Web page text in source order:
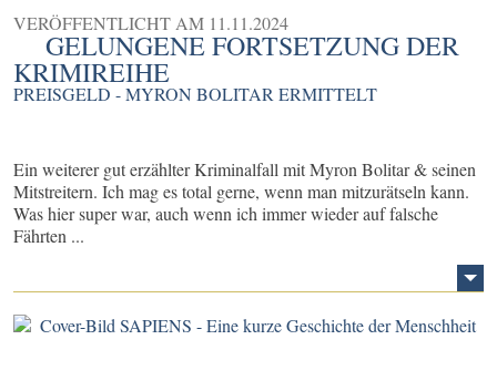
VERÖFFENTLICHT AM 11.11.2024
GELUNGENE FORTSETZUNG DER
KRIMIREIHE
PREISGELD - MYRON BOLITAR ERMITTELT
Ein weiterer gut erzählter Kriminalfall mit Myron Bolitar & seinen
Mitstreitern. Ich mag es total gerne, wenn man mitzurätseln kann.
Was hier super war, auch wenn ich immer wieder auf falsche
Fährten ...